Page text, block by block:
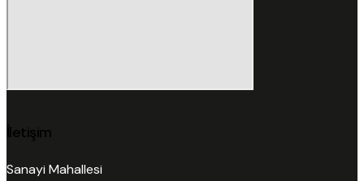
İletişim
Sanayi Mahallesi